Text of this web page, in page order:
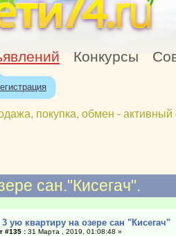
Конкурсы
покупка, обмен -
сан."Кисегач".
ую квартиру на озере сан "Кисегач"
#135 : 31 Марта , 2019, 01:08:48 »